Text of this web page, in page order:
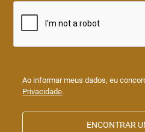
Ao informar meus dados, eu
Privacidade.
ENCONTRAR